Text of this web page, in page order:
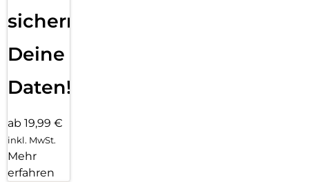
sichern
Deine
Daten!
ab 19,99 €
inkl. MwSt.
Mehr
erfahren